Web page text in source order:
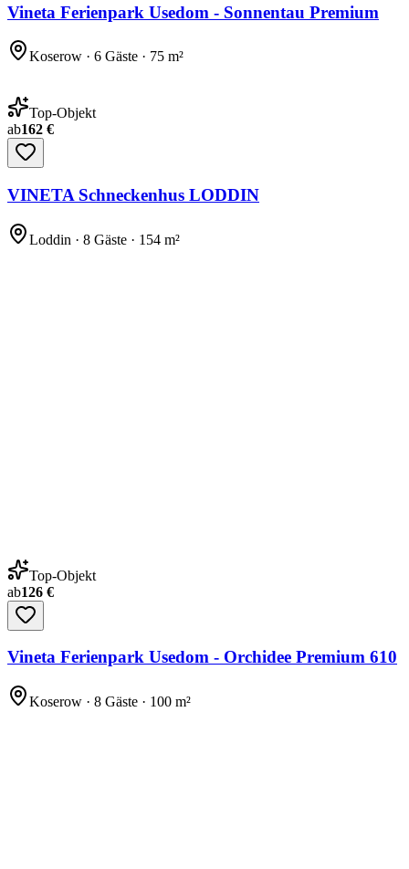
Vineta Ferienpark Usedom - Sonnentau Premium
Koserow · 6 Gäste · 75 m²
Top-Objekt
ab162 €
VINETA Schneckenhus LODDIN
Loddin · 8 Gäste · 154 m²
Top-Objekt
ab126 €
Vineta Ferienpark Usedom - Orchidee Premium 610
Koserow · 8 Gäste · 100 m²